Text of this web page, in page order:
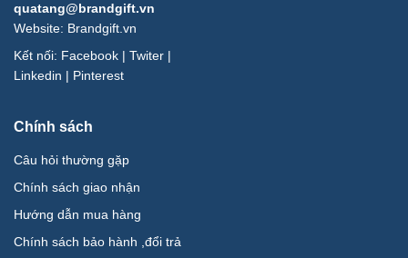
quatang@brandgift.vn
Website: Brandgift.vn
Kết nối: Facebook | Twiter |
Linkedin | Pinterest
Chính sách
Câu hỏi thường gặp
Chính sách giao nhận
Hướng dẫn mua hàng
Chính sách bảo hành ,đổi trả